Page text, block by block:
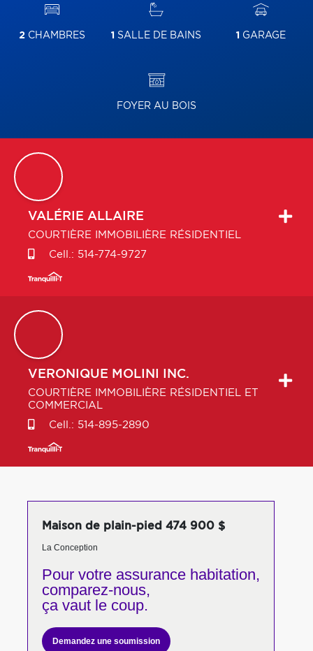
2 CHAMBRES 1 SALLE DE BAINS 1 GARAGE
FOYER AU BOIS
VALÉRIE ALLAIRE
COURTIÈRE IMMOBILIÈRE RÉSIDENTIEL
Cell.: 514-774-9727
VERONIQUE MOLINI INC.
COURTIÈRE IMMOBILIÈRE RÉSIDENTIEL ET
COMMERCIAL
Cell.: 514-895-2890
Maison de plain-pied 474 900 $
La Conception
Pour votreassurance habitation,
comparez-nous,
ça vaut le coup.
Demandez une soumission